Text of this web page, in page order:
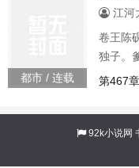
都市 / 连载
江河
卷王陈
独子。
了衣来
下地干
上躺了
第467
92k小说网